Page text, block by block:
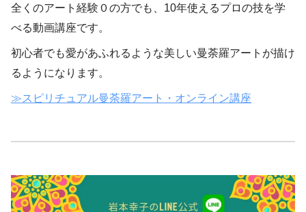
全くのアート経験０の方でも、10年使えるプロの技を学
べる動画講座です。
初心者でも愛があふれるような美しい曼荼羅アートが描け
るようになります。
≫スピリチュアル曼荼羅アート・オンライン講座